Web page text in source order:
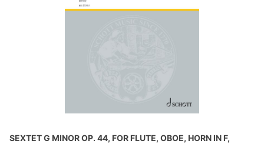
SEXTET G MINOR OP. 44, FOR FLUTE, OBOE, HORN IN F,